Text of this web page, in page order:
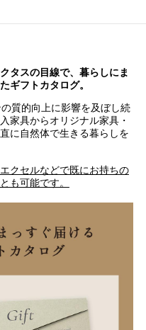
タスの目線で、暮らしにま
ギフトカタログ。
質的向上に影響を及ぼし続
家具からオリジナル家具・
に自然体で生きる暮らしを
クセルなどで既にお持ちの
も可能です。